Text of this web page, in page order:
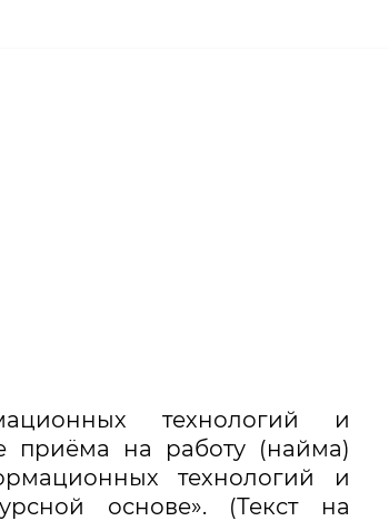
технологий и
приёма на работу (найма)
технологий и
основе». (Текст на